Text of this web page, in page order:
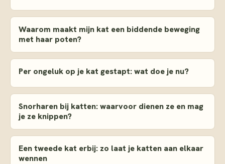
Waarom maakt mijn kat een biddende beweging
met haar poten?
Per ongeluk op je kat gestapt: wat doe je nu?
Snorharen bij katten: waarvoor dienen ze en mag
je ze knippen?
Een tweede kat erbij: zo laat je katten aan elkaar
wennen